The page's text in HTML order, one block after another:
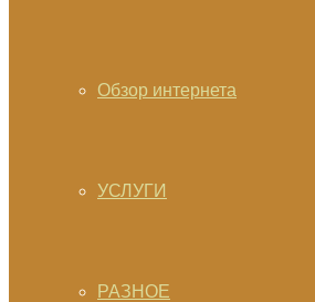
Обзор интернета
УСЛУГИ
РАЗНОЕ